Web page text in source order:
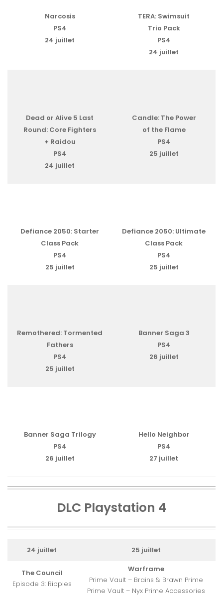
Narcosis
PS4
24 juillet
TERA: Swimsuit
Trio Pack
PS4
24 juillet
Dead or Alive 5 Last
Round: Core Fighters
+ Raidou
PS4
24 juillet
Candle: The Power
of the Flame
PS4
25 juillet
Defiance 2050: Starter
Class Pack
PS4
25 juillet
Defiance 2050: Ultimate
Class Pack
PS4
25 juillet
Remothered: Tormented
Fathers
PS4
25 juillet
Banner Saga 3
PS4
26 juillet
Banner Saga Trilogy
PS4
26 juillet
Hello Neighbor
PS4
27 juillet
DLC Playstation 4
24 juillet 25 juillet
The Council
Episode 3: Ripples
Warframe
Prime Vault – Brains & Brawn Prime
Prime Vault – Nyx Prime Accessories